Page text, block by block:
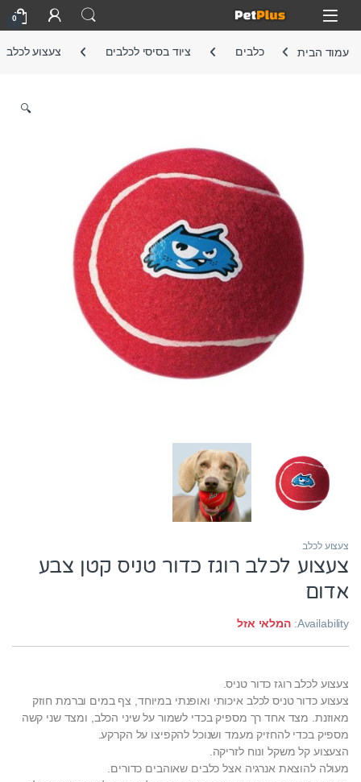
Skip to navigation
Skip to content
Open
0
עמוד הבית כלבים ציוד בסיסי לכלבים צעצוע לכלב
🔍
צעצוע לכלב
צעצוע לכלב רוגז כדור טניס קטן צבע
אדום
Availability: המלאי אזל
צעצוע לכלב רוגז כדור טניס.
צעצוע כדור טניס לכלב איכותי ואופנתי במיוחד, צף במים וברמת חוזק
מאוזנת. מצד אחד רך מספיק בכדי לשמור על שיני הכלב, ומצד שני קשה
מספיק בכדי להחזיק מעמד ושנוכל להקפיצו על הקרקע.
הצעצוע קל משקל ונוח לזריקה.
מעולה להוצאת אנרגיה אצל כלבים שאוהבים כדורים.